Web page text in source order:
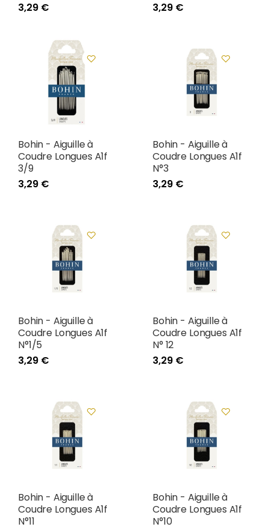
3,29 €
3,29 €
Bohin - Aiguille à
Coudre Longues A1f
3/9
3,29 €
Bohin - Aiguille à
Coudre Longues A1f
N°3
3,29 €
Bohin - Aiguille à
Coudre Longues A1f
N°1/5
3,29 €
Bohin - Aiguille à
Coudre Longues A1f
N° 12
3,29 €
Bohin - Aiguille à
Coudre Longues A1f
N°11
Bohin - Aiguille à
Coudre Longues A1f
N°10